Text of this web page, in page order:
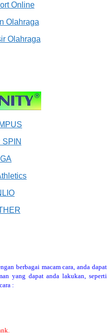
berbagai macam cara, anda dapat
yang dapat anda lakukan, seperti
: